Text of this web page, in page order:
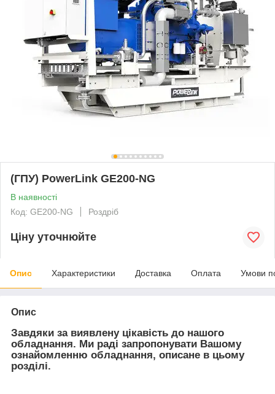
(ГПУ) PowerLink GE200-NG
В наявності
Код: GE200-NG
Роздріб
Ціну уточнюйте
Опис Характеристики Доставка Оплата Умови
Опис
Завдяки за виявлену цікавість до нашого
обладнання. Ми раді запропонувати Вашому
ознайомленню обладнання, описане в цьому
розділі.